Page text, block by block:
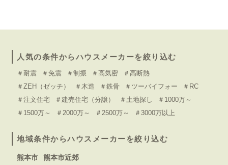
人気の条件からハウスメーカーを絞り込む
＃耐震 ＃免震 ＃制振 ＃高気密
＃高断熱
＃ZEH（ゼッチ）
＃木造 ＃鉄骨 ＃ツーバイフォー
＃RC
＃注文住宅
＃建売住宅（分譲） ＃土地探し
＃1000万～
＃1500万～
＃2000万～ ＃2500万～ ＃3000万以上
地域条件からハウスメーカーを絞り込む
熊本市 熊本市近郊